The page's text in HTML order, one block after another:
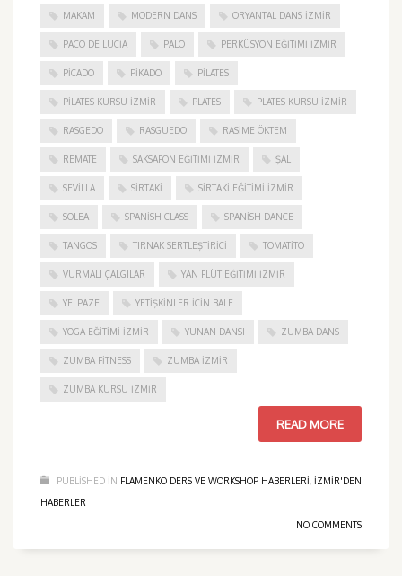
MAKAM MODERN DANS ORYANTAL DANS İZMIR
PACO DE LUCIA PALO PERKÜSYON EĞITIMI İZMIR
PICADO PIKADO PILATES
PILATES KURSU İZMIR PLATES PLATES KURSU İZMIR
RASGEDO RASGUEDO RASIME ÖKTEM
REMATE SAKSAFON EĞITIMI İZMIR ŞAL
SEVILLA SIRTAKI SIRTAKI EĞITIMI İZMIR
SOLEA SPANISH CLASS SPANISH DANCE
TANGOS TIRNAK SERTLEŞTIRICI TOMATITO
VURMALI ÇALGILAR YAN FLÜT EĞITIMI İZMIR
YELPAZE YETIŞKINLER IÇIN BALE
YOGA EĞITIMI İZMIR YUNAN DANSI ZUMBA DANS
ZUMBA FITNESS ZUMBA İZMIR
ZUMBA KURSU İZMIR
READ MORE
PUBLISHED IN FLAMENKO DERS VE WORKSHOP HABERLERI, IZMIR'DEN
HABERLER
NO COMMENTS